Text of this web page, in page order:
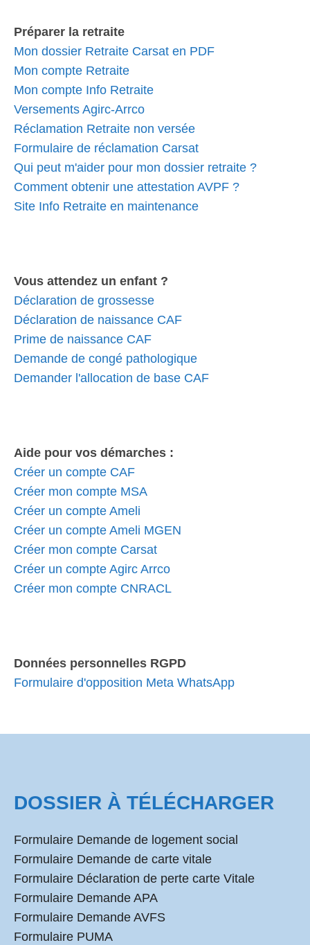
Préparer la retraite
Mon dossier Retraite Carsat en PDF
Mon compte Retraite
Mon compte Info Retraite
Versements Agirc-Arrco
Réclamation Retraite non versée
Formulaire de réclamation Carsat
Qui peut m'aider pour mon dossier retraite ?
Comment obtenir une attestation AVPF ?
Site Info Retraite en maintenance
Vous attendez un enfant ?
Déclaration de grossesse
Déclaration de naissance CAF
Prime de naissance CAF
Demande de congé pathologique
Demander l'allocation de base CAF
Aide pour vos démarches :
Créer un compte CAF
Créer mon compte MSA
Créer un compte Ameli
Créer un compte Ameli MGEN
Créer mon compte Carsat
Créer un compte Agirc Arrco
Créer mon compte CNRACL
Données personnelles RGPD
Formulaire d'opposition Meta WhatsApp
DOSSIER À TÉLÉCHARGER
Formulaire Demande de logement social
Formulaire Demande de carte vitale
Formulaire Déclaration de perte carte Vitale
Formulaire Demande APA
Formulaire Demande AVFS
Formulaire PUMA